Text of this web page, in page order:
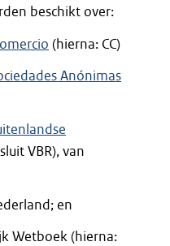
beschikt over:
(hierna: CC)
Anónimas
VBR), van
en
Wetboek (hierna: